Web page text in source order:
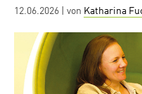
Posted
12.06.2026 | von Katharina